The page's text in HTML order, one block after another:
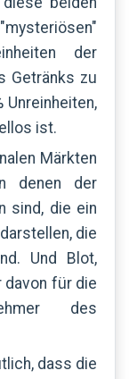
der
Getränks zu
Unreinheiten,
ist.
Märkten
denen der
sind, die ein
die
Und Blot,
davon für die
des
dass die